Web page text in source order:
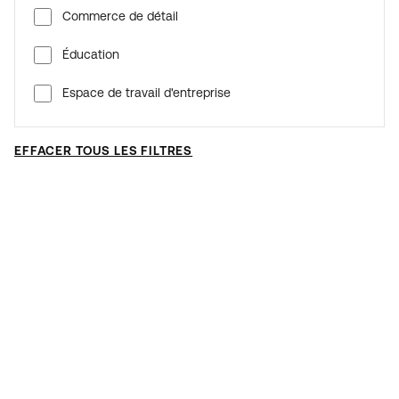
Commerce de détail
Éducation
Espace de travail d'entreprise
EFFACER TOUS LES FILTRES